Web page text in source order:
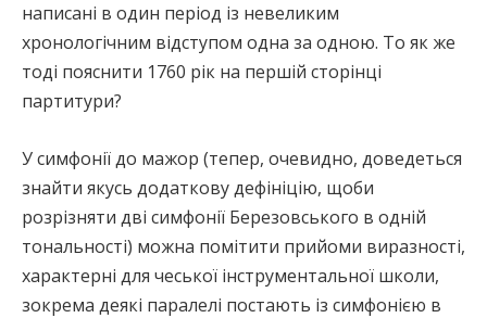
написані в один період із невеликим
хронологічним відступом одна за одною. То як же
тоді пояснити 1760 рік на першій сторінці
партитури?
У симфонії до мажор (тепер, очевидно, доведеться
знайти якусь додаткову дефініцію, щоби
розрізняти дві симфонії Березовського в одній
тональності) можна помітити прийоми виразності,
характерні для чеської інструментальної школи,
зокрема деякі паралелі постають із симфонією в